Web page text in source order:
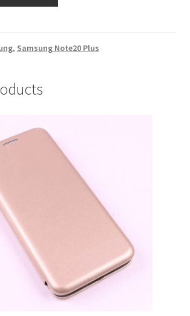
, Samsung Note20 Plus